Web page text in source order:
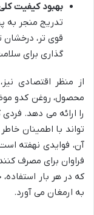
بهبود کیفیت
تدریج منجر به
قوی تر،
گذاری برای
از منظر اقتصادی
محصول، روغن کدو
را ارائه می دهد.
تواند با اطمینان
آن، فوایدی نهفته
فراوان برای مصرف
که در هر بار
به ارمغان می آورد.